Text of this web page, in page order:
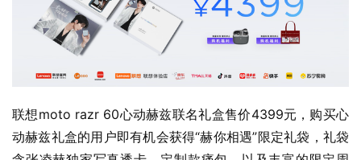
联想moto razr 60心动赫兹联名礼盒售价4399元，购买心
动赫兹礼盒的用户即有机会获得“赫你相遇”限定礼袋，礼袋